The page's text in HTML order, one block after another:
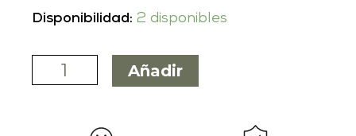
Disponibilidad: 2 disponibles
Añadir